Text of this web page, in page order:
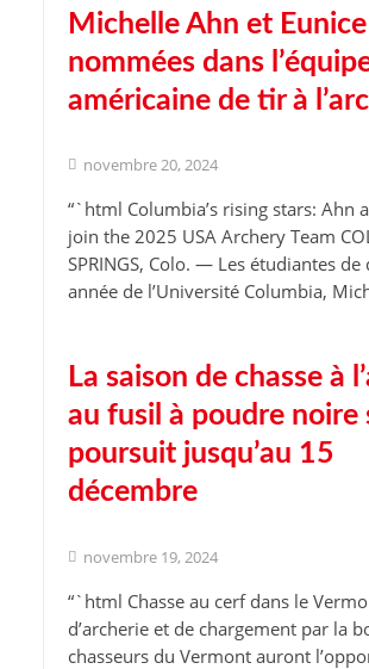
Michelle Ahn et
nommées dans
américaine de tir à l’arc
novembre 20, 2024
“`html Columbia’s rising stars: Ahn
join the 2025 USA Archery Team
SPRINGS, Colo. — Les étudiantes de
année de l’Université Columbia,
La saison de chasse à
au fusil à poudre noire
poursuit jusqu’au 15
décembre
novembre 19, 2024
“`html Chasse au cerf dans le
d’archerie et de chargement par la
chasseurs du Vermont auront